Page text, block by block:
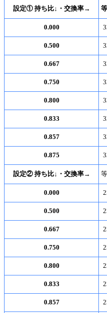
設定① 持ち比↓・交換率→
0.000
0.500
0.667
0.750
0.800
0.833
0.857
0.875
設定② 持ち比↓・交換率→
0.000
0.500
0.667
0.750
0.800
0.833
0.857